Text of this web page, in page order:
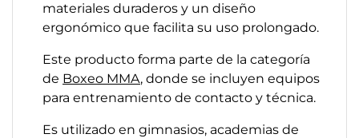
materiales duraderos y un diseño
ergonómico que facilita su uso prolongado.
Este producto forma parte de la categoría
de Boxeo MMA, donde se incluyen equipos
para entrenamiento de contacto y técnica.
Es utilizado en gimnasios, academias de